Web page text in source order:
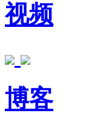
视频
博客